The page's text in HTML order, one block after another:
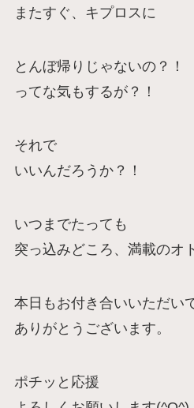
またすぐ、キプロスに
とんぼ帰りじゃないの？！
ってな気もするが？！
それで
いいんだろうか？！
いつまでたっても
突っ込みどころ、満載のオ
本日もお付き合いいただい
ありがとうございます。
ポチッと応援